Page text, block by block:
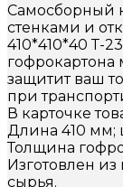
Самосборный
стенками и
410*410*40 Т-
гофрокартона
защитит ваш
при
В карточке
Длина 410 мм;
Толщина
Изготовлен
сырья.